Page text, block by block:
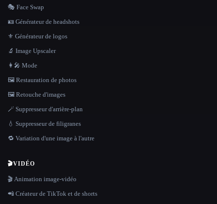
🎭 Face Swap
🪪 Générateur de headshots
⚜️ Générateur de logos
🔬 Image Upscaler
👩‍🎤 Mode
🖼️ Restauration de photos
🖼️ Retouche d'images
🪄 Suppresseur d'arrière-plan
💧 Suppresseur de filigranes
🔁 Variation d'une image à l'autre
🎬VIDÉO
🎬 Animation image-vidéo
📲 Créateur de TikTok et de shorts